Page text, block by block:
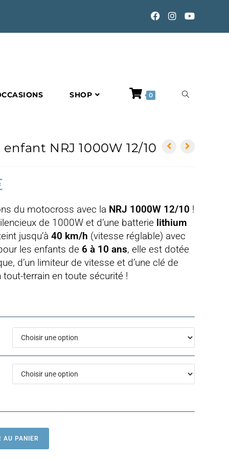
SHOP 0 TOGGLE
NRJ 1000W 12/10
Plage
de
à
du motocross avec la NRJ 1000W 12/10 !
de 1000W et d’une batterie lithium
jusqu’à 40 km/h (vitesse réglable) avec
les enfants de 6 à 10 ans, elle est dotée
d’un limiteur de vitesse et d’une clé de
terrain en toute sécurité !
AU PANIER